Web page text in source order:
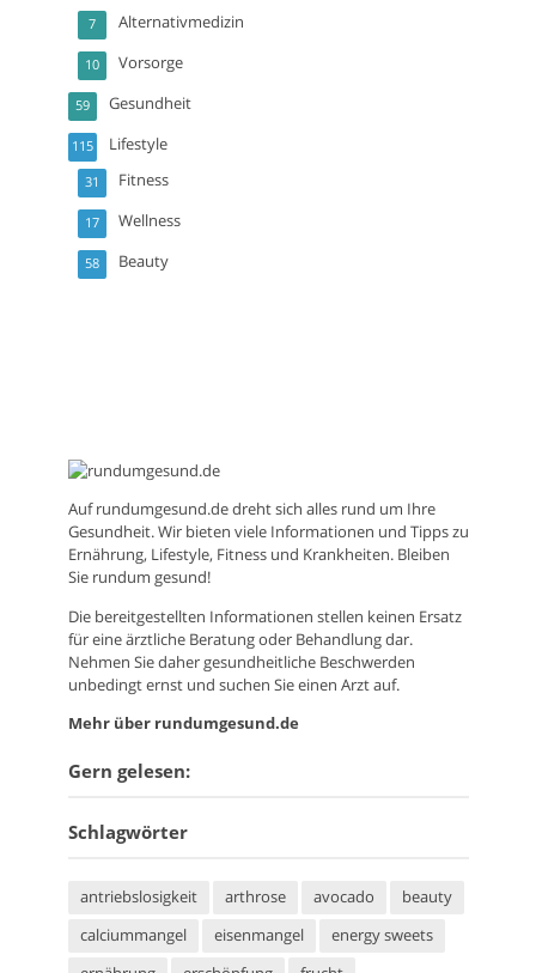
Alternativmedizin
7
Vorsorge
10
Gesundheit
59
Lifestyle
115
Fitness
31
Wellness
17
Beauty
58
Aufrundumgesund.dedreht sich alles rund um Ihre
Gesundheit. Wir bieten viele Informationen und Tipps zu
Ernährung, Lifestyle, Fitness und Krankheiten. Bleiben
Sie rundum gesund!
Die bereitgestellten Informationen stellen keinen Ersatz
für eine ärztliche Beratung oder Behandlung dar.
Nehmen Sie daher gesundheitliche Beschwerden
unbedingt ernst und suchen Sie einen Arzt auf.
Mehr über rundumgesund.de
Gern gelesen:
Schlagwörter
antriebslosigkeit arthrose avocado
beauty
calciummangel
eisenmangel
energy sweets